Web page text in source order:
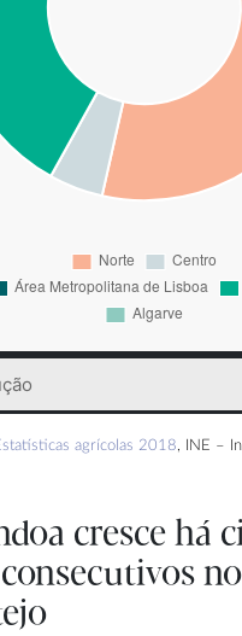
agrícolas 2018, INE –
cresce há
no